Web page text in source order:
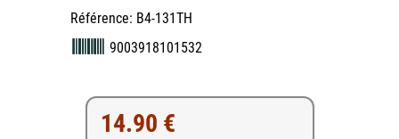
Référence: B4-131TH
9003918101532
14.90 €